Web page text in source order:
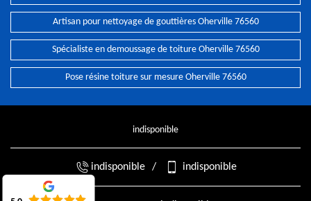
Artisan pour nettoyage de gouttières Oherville 76560
Spécialiste en demoussage de toiture Oherville 76560
Pose résine toiture sur mesure Oherville 76560
indisponible
indisponible / indisponible